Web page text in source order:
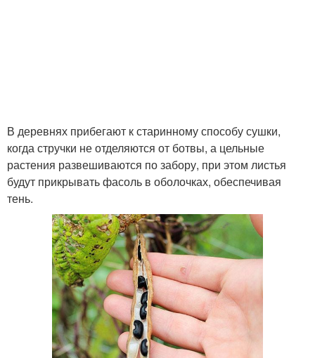
В деревнях прибегают к старинному способу сушки,
когда стручки не отделяются от ботвы, а цельные
растения развешиваются по забору, при этом листья
будут прикрывать фасоль в оболочках, обеспечивая
тень.